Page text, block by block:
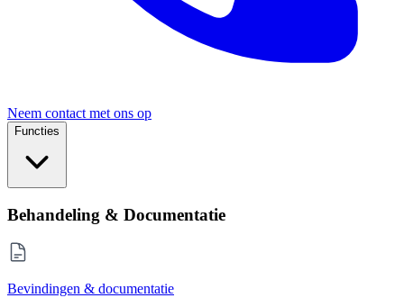
Neem contact met ons op
Functies
Behandeling & Documentatie
Bevindingen & documentatie